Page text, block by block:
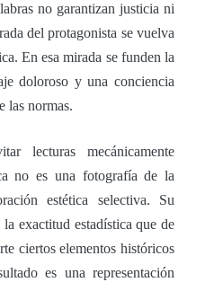
no garantizan justicia ni
del protagonista se vuelva
En esa mirada se funden la
doloroso y una conciencia
las normas.
lecturas mecánicamente
no es una fotografía de la
estética selectiva. Su
exactitud estadística que de
ciertos elementos históricos
es una representación